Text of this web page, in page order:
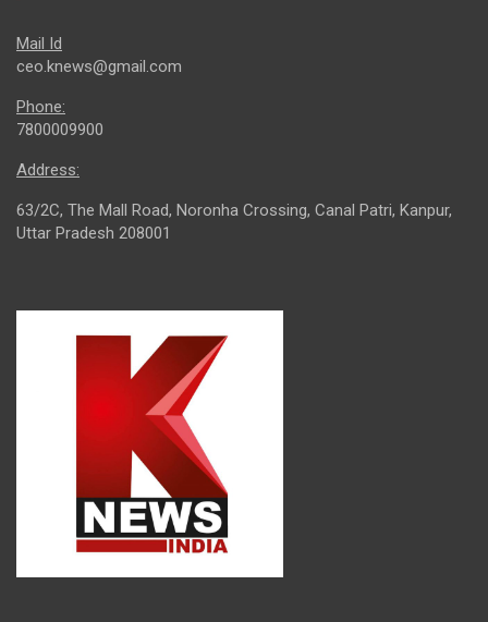
Mail Id
ceo.knews@gmail.com
Phone:
7800009900
Address:
63/2C, The Mall Road, Noronha Crossing, Canal Patri, Kanpur,
Uttar Pradesh 208001